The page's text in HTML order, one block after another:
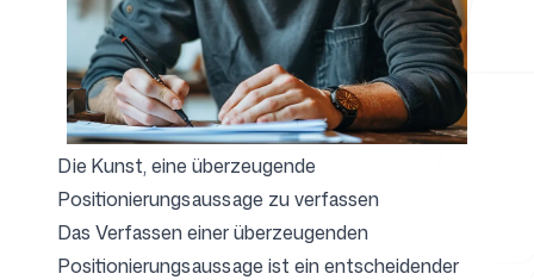
Preise
Support
Die Kunst, eine überzeugende
Positionierungsaussage zu verfassen
Das Verfassen einer überzeugenden
Positionierungsaussage ist ein entscheidender